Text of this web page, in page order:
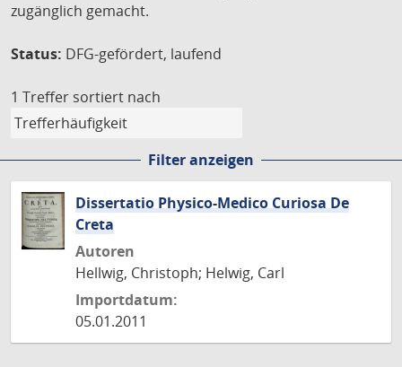
zugänglich gemacht.
Status: DFG-gefördert, laufend
1 Treffer sortiert nach
Filter anzeigen
Dissertatio Physico-Medico Curiosa De
Creta
Autoren
Hellwig, Christoph; Helwig, Carl
Importdatum:
05.01.2011